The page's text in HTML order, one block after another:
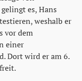
es, Hans
weshalb er
vor dem
einer
Dort wird er am 6.